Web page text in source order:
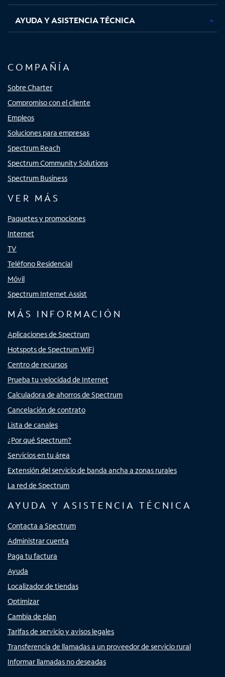
AYUDA Y ASISTENCIA TÉCNICA
COMPAÑÍA
Sobre Charter
Compromiso con el cliente
Empleos
Soluciones para empresas
Spectrum Reach
Spectrum Community Solutions
Spectrum Business
VER MÁS
Paquetes y promociones
Internet
TV
Teléfono Residencial
Móvil
Spectrum Internet Assist
MÁS INFORMACIÓN
Aplicaciones de Spectrum
Hotspots de Spectrum WiFi
Centro de recursos
Prueba tu velocidad de Internet
Calculadora de ahorros de Spectrum
Cancelación de contrato
Lista de canales
¿Por qué Spectrum?
Servicios en tu área
Extensión del servicio de banda ancha a zonas rurales
La red de Spectrum
AYUDA Y ASISTENCIA TÉCNICA
Contacta a Spectrum
Administrar cuenta
Paga tu factura
Ayuda
Localizador de tiendas
Optimizar
Cambia de plan
Tarifas de servicio y avisos legales
Transferencia de llamadas a un proveedor de servicio rural
Informar llamadas no deseadas